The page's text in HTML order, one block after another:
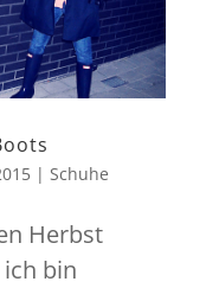
| Schuhe
Herbst
bin